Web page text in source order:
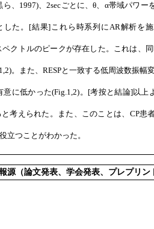
、1997)、2secごとに、θ、α帯域パワー
した。[結果]これら時系列にAR解析を
ペクトルのピークが存在した。これは、
。また、RESPと一致する低周波数振幅
意に低かった(Fig.1,2)。[考按と結論]以上
考えられた。また、このことは、CP患
立つことがわかった。
源（論文発表、学会発表、プレプリン